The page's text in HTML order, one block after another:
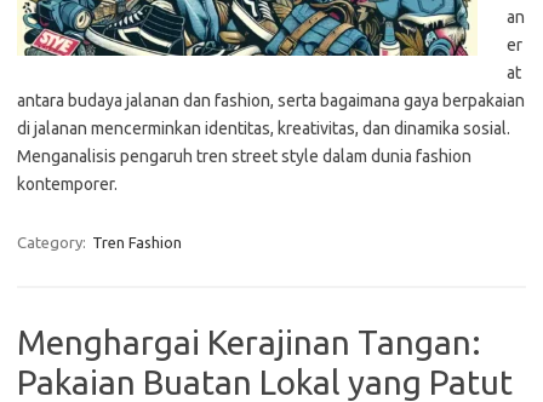
an
er
at
antara budaya jalanan dan fashion, serta bagaimana gaya berpakaian
di jalanan mencerminkan identitas, kreativitas, dan dinamika sosial.
Menganalisis pengaruh tren street style dalam dunia fashion
kontemporer.
Category: Tren Fashion
Menghargai Kerajinan Tangan:
Pakaian Buatan Lokal yang Patut